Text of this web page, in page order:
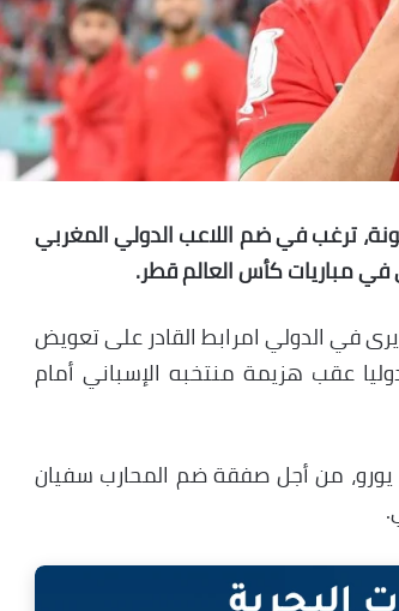
ترغب في ضم اللاعب الدولي المغربي
مباريات كأس العالم قطر.
في الدولي امرابط القادر على تعويض
عقب هزيمة منتخبه الإسباني أمام
نادي برشلونة، مبلغ 40 مليون يورو، من أجل صفقة ضم المحارب سفيان